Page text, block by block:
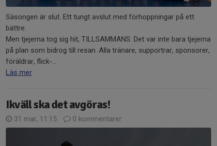
Säsongen är slut. Ett tungt avslut med förhoppningar på ett
bättre.
Men tjejerna tog sig hit, TILLSAMMANS. Det var inte bara tjejerna
på plan som bidrog till resan. Alla tränare, supportrar, sponsorer,
föräldrar, flick-...
Läs mer
Ikväll ska det avgöras!
31 mar, 11:15 0 kommentarer